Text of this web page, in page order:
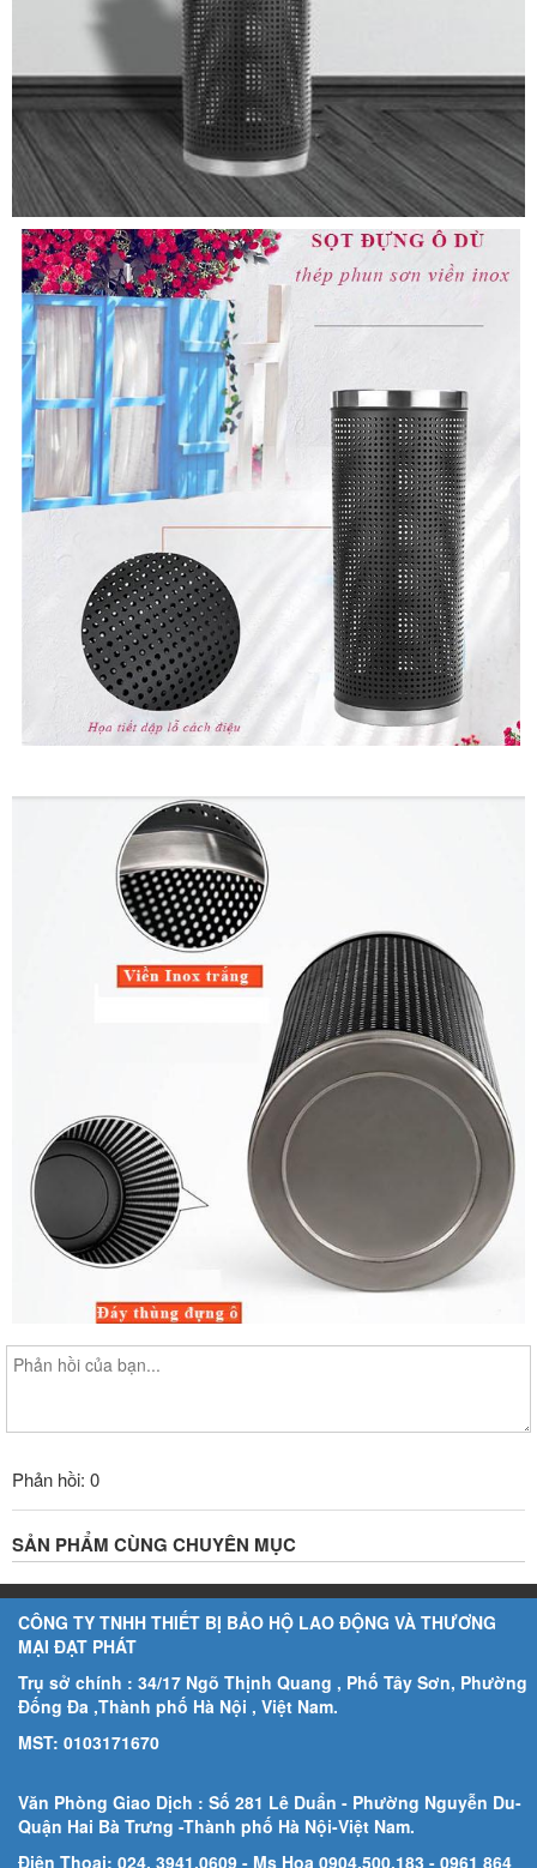
Phản hồi: 0
SẢN PHẨM CÙNG CHUYÊN MỤC
CÔNG TY TNHH THIẾT BỊ BẢO HỘ LAO ĐỘNG VÀ THƯƠNG
MẠI ĐẠT PHÁT
Trụ sở chính : 34/17 Ngõ Thịnh Quang , Phố Tây Sơn, Phường
Đống Đa ,Thành phố Hà Nội , Việt Nam.
MST: 0103171670
Văn Phòng Giao Dịch : Số 281 Lê Duẩn - Phường Nguyễn Du-
Quận Hai Bà Trưng -Thành phố Hà Nội-Việt Nam.
Điện Thoại: 024. 3941.0609 - Ms Hoa 0904.500.183 - 0961 864